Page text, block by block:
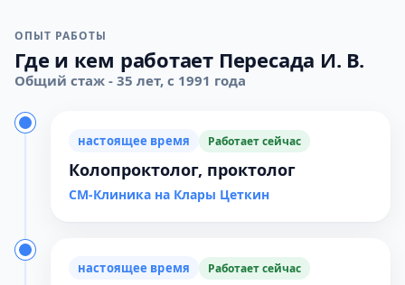
ОПЫТ РАБОТЫ
Где и кем работает Пересада И. В.
Общий стаж - 35 лет, с 1991 года
настоящее время Работает сейчас
Колопроктолог, проктолог
СМ-Клиника на Клары Цеткин
настоящее время Работает сейчас